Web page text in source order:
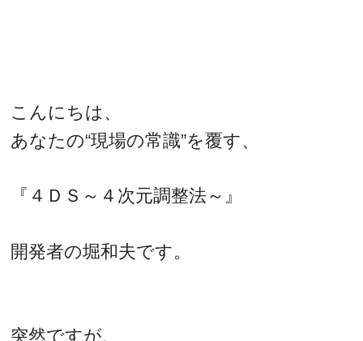
こんにちは、
あなたの“現場の常識”を覆す、
『４ＤＳ～４次元調整法～』
開発者の堀和夫です。
突然ですが、